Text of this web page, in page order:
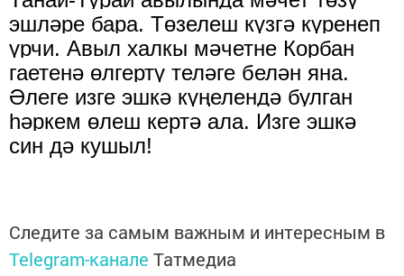
эшләре бара. Төзелеш күзгә күренеп
үрчи. Авыл халкы мәчетне Корбан
гаетенә өлгертү теләге белән яна.
Әлеге изге эшкә күңелендә булган
һәркем өлеш кертә ала. Изге эшкә
син дә кушыл!
Следите за самым важным и интересным в
Telegram-канале Татмедиа